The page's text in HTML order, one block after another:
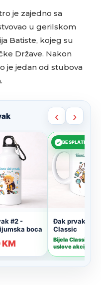
je zajedno sa
u gerilskom
Batiste, kojeg su
Države. Nakon
je jedan od stubova